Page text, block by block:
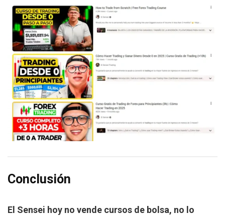
Conclusión
El Sensei hoy no vende cursos de bolsa, no lo